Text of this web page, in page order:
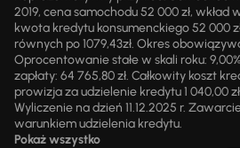
2019, cena samochodu 52 000 zł, wkład
kwota kredytu konsumenckiego 52 000
równych po 1079,43zł. Okres
Oprocentowanie stałe w skali roku:
zapłaty: 64 765,80 zł. Całkowity koszt
prowizja za udzielenie kredytu 1 040,00
Wyliczenie na dzień 11.12.2025 r.
warunkiem udzielenia kredytu.
Pokaż wszystko